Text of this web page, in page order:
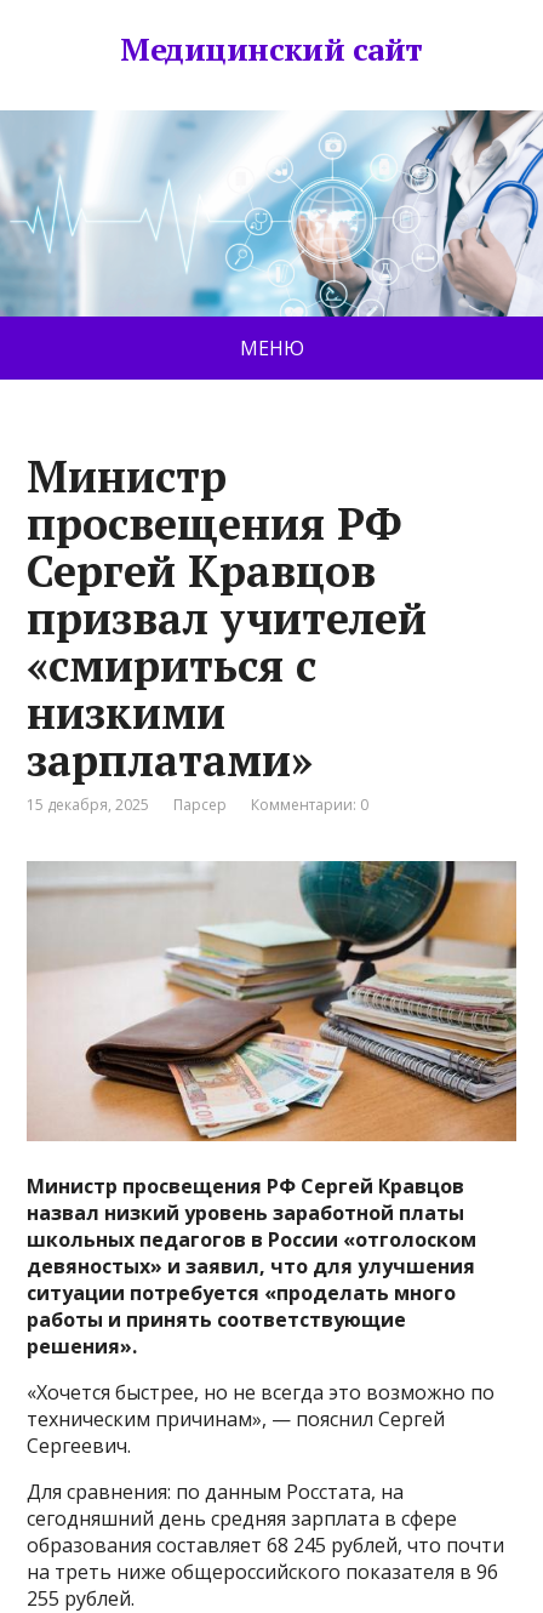
Медицинский сайт
МЕНЮ
Министр
просвещения РФ
Сергей Кравцов
призвал учителей
«смириться с
низкими
зарплатами»
15 декабря, 2025 Парсер Комментарии: 0
Министр просвещения РФ Сергей Кравцов
назвал низкий уровень заработной платы
школьных педагогов в России «отголоском
девяностых» и заявил, что для улучшения
ситуации потребуется «проделать много
работы и принять соответствующие
решения».
«Хочется быстрее, но не всегда это возможно по
техническим причинам», — пояснил Сергей
Сергеевич.
Для сравнения: по данным Росстата, на
сегодняшний день средняя зарплата в сфере
образования составляет 68 245 рублей, что почти
на треть ниже общероссийского показателя в 96
255 рублей.